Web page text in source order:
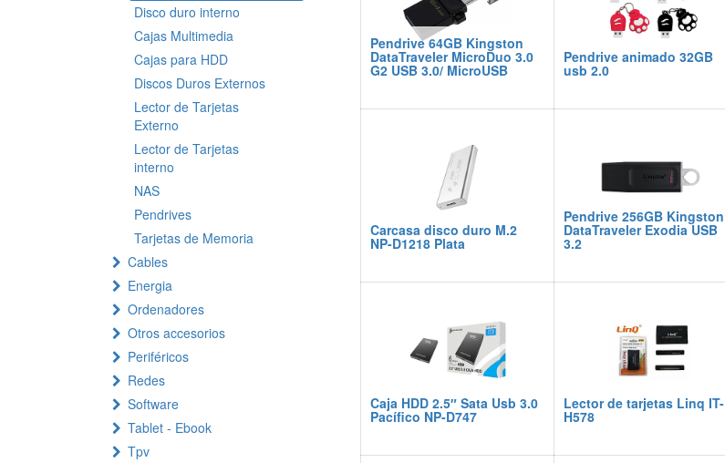
Disco duro interno
Cajas Multimedia
Cajas para HDD
Discos Duros Externos
Lector de Tarjetas
Externo
Lector de Tarjetas
interno
NAS
Pendrives
Tarjetas de Memoria
Cables
Energia
Ordenadores
Otros accesorios
Periféricos
Redes
Software
Tablet - Ebook
Tpv
Pendrive 64GB Kingston
DataTraveler MicroDuo 3.0
G2 USB 3.0/ MicroUSB
Pendrive animado 32GB
usb 2.0
Carcasa disco duro M.2
NP-D1218 Plata
Pendrive 256GB Kingston
DataTraveler Exodia USB
3.2
Caja HDD 2.5″ Sata Usb 3.0
Pacífico NP-D747
Lector de tarjetas Linq IT-
H578